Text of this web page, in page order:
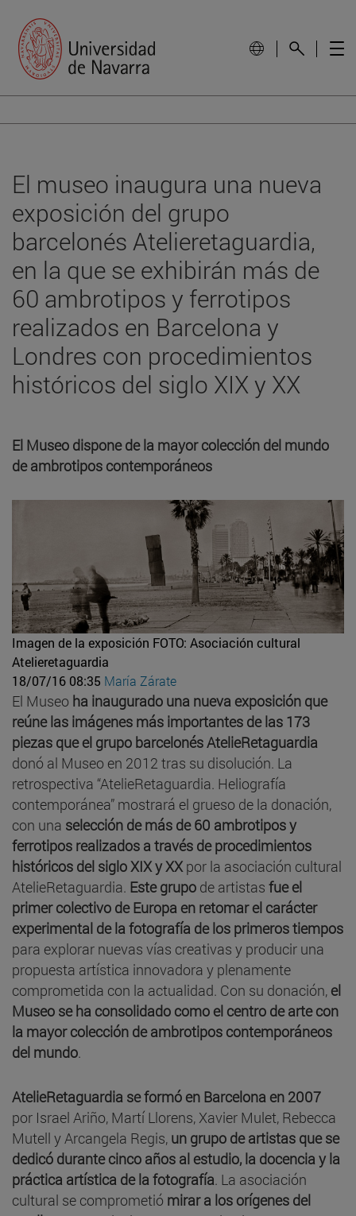
El museo inaugura una nueva
exposición del grupo
barcelonés Atelieretaguardia,
en la que se exhibirán más de
60 ambrotipos y ferrotipos
realizados en Barcelona y
Londres con procedimientos
históricos del siglo XIX y XX
El Museo dispone de la mayor colección del mundo
de ambrotipos contemporáneos
Imagen de la exposición FOTO: Asociación cultural
Atelieretaguardia
18/07/16 08:35 María Zárate
El Museo ha inaugurado una nueva exposición que
reúne las imágenes más importantes de las 173
piezas que el grupo barcelonés AtelieRetaguardia
donó al Museo en 2012 tras su disolución. La
retrospectiva “AtelieRetaguardia. Heliografía
contemporánea” mostrará el grueso de la donación,
con una selección de más de 60 ambrotipos y
ferrotipos realizados a través de procedimientos
históricos del siglo XIX y XXpor la asociación cultural
AtelieRetaguardia. Este grupo de artistas fue el
primer colectivo de Europa en retomar el carácter
experimental de la fotografía de los primeros tiempos
para explorar nuevas vías creativas y producir una
propuesta artística innovadora y plenamente
comprometida con la actualidad. Con su donación, el
Museo se ha consolidado como el centro de arte con
la mayor colección de ambrotipos contemporáneos
del mundo.
AtelieRetaguardia se formó en Barcelona en 2007
por Israel Ariño, Martí Llorens, Xavier Mulet, Rebecca
Mutell y Arcangela Regis, un grupo de artistas que se
dedicó durante cinco años al estudio, la docencia y la
práctica artística de la fotografía. La asociación
cultural se comprometió mirar a los orígenes del